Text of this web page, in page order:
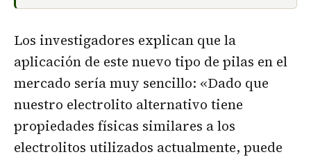
Los investigadores explican que la
aplicación de este nuevo tipo de pilas en el
mercado sería muy sencillo: «Dado que
nuestro electrolito alternativo tiene
propiedades físicas similares a los
electrolitos utilizados actualmente, puede